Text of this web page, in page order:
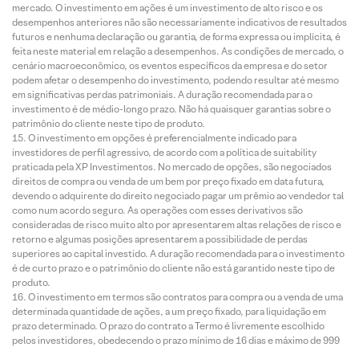
mercado. O investimento em ações é um investimento de alto risco e os
desempenhos anteriores não são necessariamente indicativos de resultados
futuros e nenhuma declaração ou garantia, de forma expressa ou implícita, é
feita neste material em relação a desempenhos. As condições de mercado, o
cenário macroeconômico, os eventos específicos da empresa e do setor
podem afetar o desempenho do investimento, podendo resultar até mesmo
em significativas perdas patrimoniais. A duração recomendada para o
investimento é de médio-longo prazo. Não há quaisquer garantias sobre o
patrimônio do cliente neste tipo de produto.
O investimento em opções é preferencialmente indicado para
investidores de perfil agressivo, de acordo com a política de suitability
praticada pela XP Investimentos. No mercado de opções, são negociados
direitos de compra ou venda de um bem por preço fixado em data futura,
devendo o adquirente do direito negociado pagar um prêmio ao vendedor tal
como num acordo seguro. As operações com esses derivativos são
consideradas de risco muito alto por apresentarem altas relações de risco e
retorno e algumas posições apresentarem a possibilidade de perdas
superiores ao capital investido. A duração recomendada para o investimento
é de curto prazo e o patrimônio do cliente não está garantido neste tipo de
produto.
O investimento em termos são contratos para compra ou a venda de uma
determinada quantidade de ações, a um preço fixado, para liquidação em
prazo determinado. O prazo do contrato a Termo é livremente escolhido
pelos investidores, obedecendo o prazo mínimo de 16 dias e máximo de 999